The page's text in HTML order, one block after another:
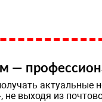
—
актуальные
не выходя из